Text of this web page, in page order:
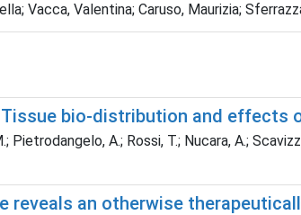
Vacca, Valentina; Caruso, Maurizia;
bio-distribution and effects
A.; Rossi, T.; Nucara, A.;
reveals an otherwise